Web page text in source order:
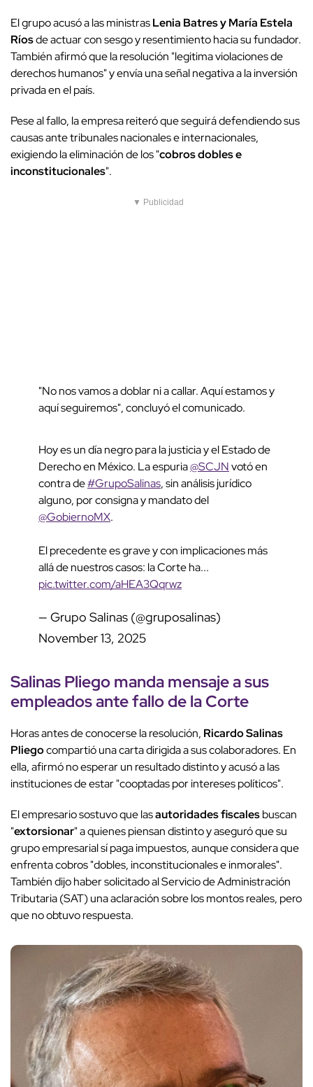
El grupo acusó a las ministrasLenia Batres y María Estela
Ríosde actuar con sesgo y resentimiento hacia su fundador.
También afirmó que la resolución "legitima violaciones de
derechos humanos" y envía una señal negativa a la inversión
privada en el país.
Pese al fallo, la empresa reiteró que seguirá defendiendo sus
causas ante tribunales nacionales e internacionales,
exigiendo la eliminación de los "cobros dobles e
inconstitucionales".
▼ Publicidad
"No nos vamos a doblar ni a callar. Aquí estamos y
aquí seguiremos", concluyó el comunicado.
Hoy es un día negro para la justicia y el Estado de
Derecho en México. La espuria@SCJNvotó en
contra de#GrupoSalinas, sin análisis jurídico
alguno, por consigna y mandato del
@GobiernoMX.
El precedente es grave y con implicaciones más
allá de nuestros casos: la Corte ha...
pic.twitter.com/aHEA3Qqrwz
— Grupo Salinas (@gruposalinas)
November 13, 2025
Salinas Pliego manda mensaje a sus
empleados ante fallo de la Corte
Horas antes de conocerse la resolución, Ricardo Salinas
Pliegocompartió una carta dirigida a sus colaboradores. En
ella, afirmó no esperar un resultado distinto y acusó a las
instituciones de estar "cooptadas por intereses políticos".
El empresario sostuvo que lasautoridades fiscalesbuscan
"extorsionar" a quienes piensan distinto y aseguró que su
grupo empresarial sí paga impuestos, aunque considera que
enfrenta cobros "dobles, inconstitucionales e inmorales".
También dijo haber solicitado al Servicio de Administración
Tributaria (SAT) una aclaración sobre los montos reales, pero
que no obtuvo respuesta.